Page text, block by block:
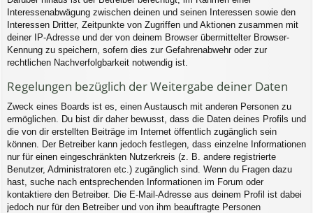
Interessenabwägung zwischen deinen und seinen Interessen sowie den
Interessen Dritter, Zeitpunkte von Zugriffen und Aktionen zusammen mit
deiner IP-Adresse und der von deinem Browser übermittelter Browser-
Kennung zu speichern, sofern dies zur Gefahrenabwehr oder zur
rechtlichen Nachverfolgbarkeit notwendig ist.
Regelungen bezüglich der Weitergabe deiner Daten
Zweck eines Boards ist es, einen Austausch mit anderen Personen zu
ermöglichen. Du bist dir daher bewusst, dass die Daten deines Profils und
die von dir erstellten Beiträge im Internet öffentlich zugänglich sein
können. Der Betreiber kann jedoch festlegen, dass einzelne Informationen
nur für einen eingeschränkten Nutzerkreis (z. B. andere registrierte
Benutzer, Administratoren etc.) zugänglich sind. Wenn du Fragen dazu
hast, suche nach entsprechenden Informationen im Forum oder
kontaktiere den Betreiber. Die E-Mail-Adresse aus deinem Profil ist dabei
jedoch nur für den Betreiber und von ihm beauftragte Personen